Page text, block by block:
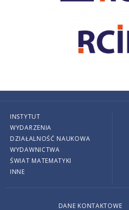
INSTYTUT
WYDARZENIA
DZIAŁALNOŚĆ NAUKOWA
WYDAWNICTWA
ŚWIAT MATEMATYKI
INNE
DANE KONTAKTOWE